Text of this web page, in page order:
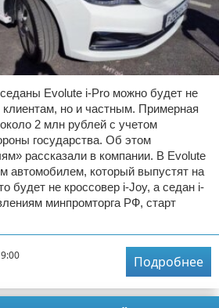
Evolute i-Pro можно будет не
но и частным. Примерная
2 млн рублей с учетом
государства. Об этом
рассказали в компании. В Evolute
автомобилем, который выпустят на
будет не кроссовер i-Joy, а седан i-
минпромторга РФ, старт
Подробнее